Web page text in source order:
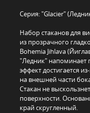
Серия: "Glacier"
Набор стаканов для
из прозрачного
Bohemia Jihlava
"Ледник" напоминает
эффект достигается
на внешней части
Стакан не
поверхности.
край скругленный.